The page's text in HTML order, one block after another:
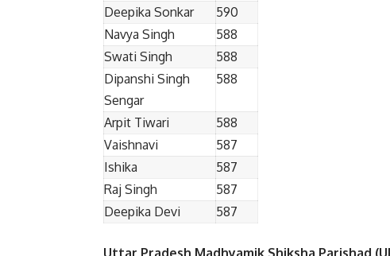
Deepika Sonkar
590
Navya Singh
588
Swati Singh
588
Dipanshi Singh
Sengar
588
Arpit Tiwari
588
Vaishnavi
587
Ishika
587
Raj Singh
587
Deepika Devi
587
Uttar Pradesh Madhyamik Shiksha Parishad